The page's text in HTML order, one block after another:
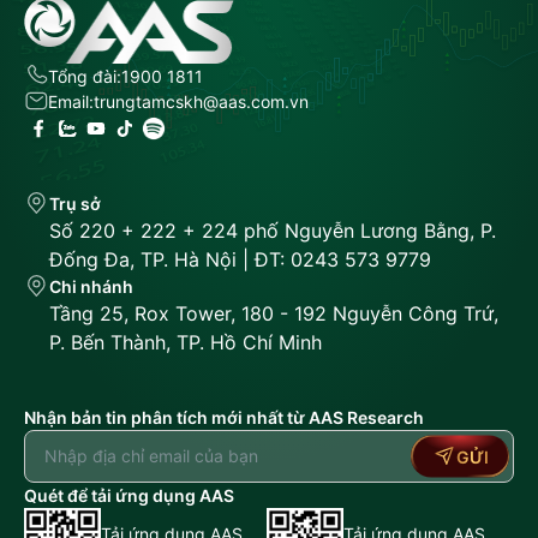
Tổng đài:1900 1811
Email:trungtamcskh@aas.com.vn
Trụ sở
Số 220 + 222 + 224 phố Nguyễn Lương Bằng, P.
Đống Đa, TP. Hà Nội | ĐT: 0243 573 9779
Chi nhánh
Tầng 25, Rox Tower, 180 - 192 Nguyễn Công Trứ,
P. Bến Thành, TP. Hồ Chí Minh
Nhận bản tin phân tích mới nhất từ AAS Research
GỬI
Quét để tải ứng dụng AAS
Tải ứng dụng AAS
Tải ứng dụng AAS